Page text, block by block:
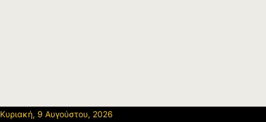
Κυριακή, 9 Αυγούστου, 2026